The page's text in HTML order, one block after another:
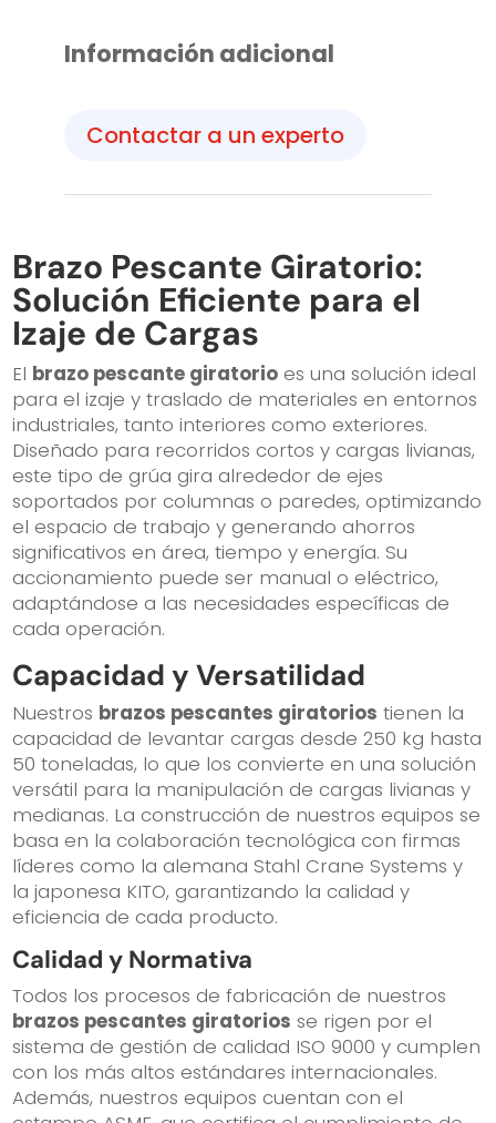
Información adicional
Contactar a un experto
Brazo Pescante Giratorio:
Solución Eficiente para el
Izaje de Cargas
El brazo pescante giratorio es una solución ideal
para el izaje y traslado de materiales en entornos
industriales, tanto interiores como exteriores.
Diseñado para recorridos cortos y cargas livianas,
este tipo de grúa gira alrededor de ejes
soportados por columnas o paredes, optimizando
el espacio de trabajo y generando ahorros
significativos en área, tiempo y energía. Su
accionamiento puede ser manual o eléctrico,
adaptándose a las necesidades específicas de
cada operación.
Capacidad y Versatilidad
Nuestros brazos pescantes giratorios tienen la
capacidad de levantar cargas desde 250 kg hasta
50 toneladas, lo que los convierte en una solución
versátil para la manipulación de cargas livianas y
medianas. La construcción de nuestros equipos se
basa en la colaboración tecnológica con firmas
líderes como la alemana Stahl Crane Systems y
la japonesa KITO, garantizando la calidad y
eficiencia de cada producto.
Calidad y Normativa
Todos los procesos de fabricación de nuestros
brazos pescantes giratorios se rigen por el
sistema de gestión de calidad ISO 9000 y cumplen
con los más altos estándares internacionales.
Además, nuestros equipos cuentan con el